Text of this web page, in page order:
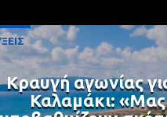
Κραυγή αγωνίας
Καλαμάκι: «Μας